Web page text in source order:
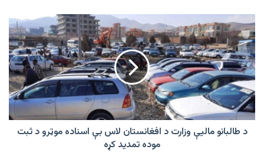
طالبانو
مالیې
وزارت
د
افغانستان
لاس
بې
اسناده
موټرو
د طالبانو مالیې وزارت د افغانستان لاس بې اسناده موټرو د ثبت
موده تمدید کړه